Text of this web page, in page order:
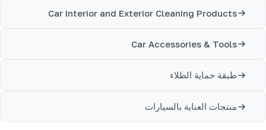
Car Interior and Exterior Cleaning Products
Car Accessories & Tools
طبقة حماية الطلاء
منتجات العناية بالسيارات